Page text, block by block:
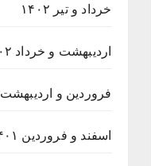
خرداد و تیر ۱۴۰۲
اردیبهشت و خرداد ۱۴۰۲
فروردین و اردیبهشت ۱۴۰۲
اسفند و فروردین ۱۴۰۱